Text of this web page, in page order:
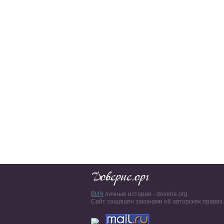
ВИЧ личные истории - doverie.org
Сайт защищен законами об авторских